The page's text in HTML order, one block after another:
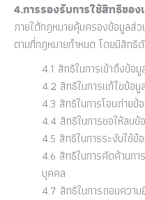
4.การรองรับการใช้สิทธิขอ
ภายใต้กฎหมายคุ้มครองข้อมูลส่
ตามที่กฎหมายกำหนด โดยมีสิทธิ
4.1 สิทธิในการเข้าถึงข้อ
4.2 สิทธิในการแก้ไขข้อ
4.3 สิทธิในการโอนถ่าย
4.4 สิทธิในการขอให้ลบ
4.5 สิทธิในการระงับใช้
4.6 สิทธิในการคัดค้านกา
บุคคล
4.7 สิทธิในการถอนความ